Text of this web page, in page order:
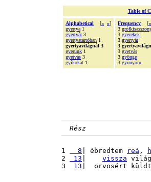
Table of
Alphabetical [« »]
gyertya 1
gyertyát 3
gyertyatartóban 1
gyertyavilágnál 3
gyerünk 1
gyetvás 3
gyíkokat 1
Frequency [«
3
3 gyerekek
3 gyertyát
3
3 gyetvás
3 gyönge
3 gyönyöru
Rész
1
  8
| ébredtem reá ,
2
13 vissza
3
13 |  orvosért